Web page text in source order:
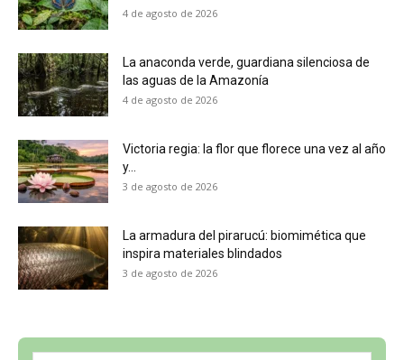
4 de agosto de 2026
La anaconda verde, guardiana silenciosa de
las aguas de la Amazonía
4 de agosto de 2026
Victoria regia: la flor que florece una vez al año
y...
3 de agosto de 2026
La armadura del pirarucú: biomimética que
inspira materiales blindados
3 de agosto de 2026